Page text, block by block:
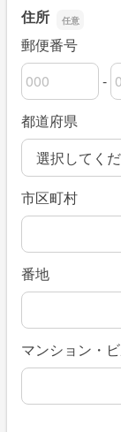
住所
郵便番号
郵便番号の上3
-
郵便番号の下4
都道府県
市区町村
番地
マンション・